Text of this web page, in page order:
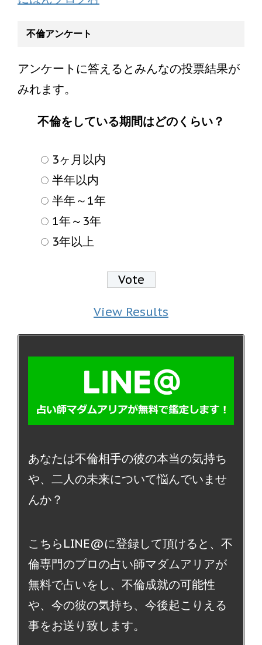
不倫アンケート
アンケートに答えるとみんなの投票結果が
みれます。
不倫をしている期間はどのくらい？
3ヶ月以内
半年以内
半年～1年
1年～3年
3年以上
View Results
あなたは不倫相手の彼の本当の気持ち
や、二人の未来について悩んでいませ
んか？
こちらLINE@に登録して頂けると、不
倫専門のプロの占い師マダムアリアが
無料で占いをし、不倫成就の可能性
や、今の彼の気持ち、今後起こりえる
事をお送り致します。